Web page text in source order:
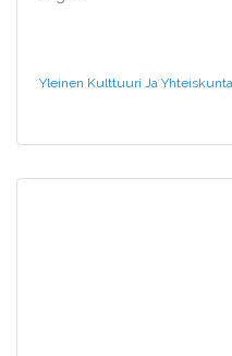
Yleinen Kulttuuri Ja Yhteiskunta